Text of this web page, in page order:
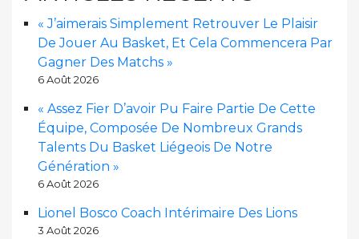
« J’aimerais Simplement Retrouver Le Plaisir
De Jouer Au Basket, Et Cela Commencera Par
Gagner Des Matchs »
6 Août 2026
« Assez Fier D’avoir Pu Faire Partie De Cette
Équipe, Composée De Nombreux Grands
Talents Du Basket Liégeois De Notre
Génération »
6 Août 2026
Lionel Bosco Coach Intérimaire Des Lions
3 Août 2026